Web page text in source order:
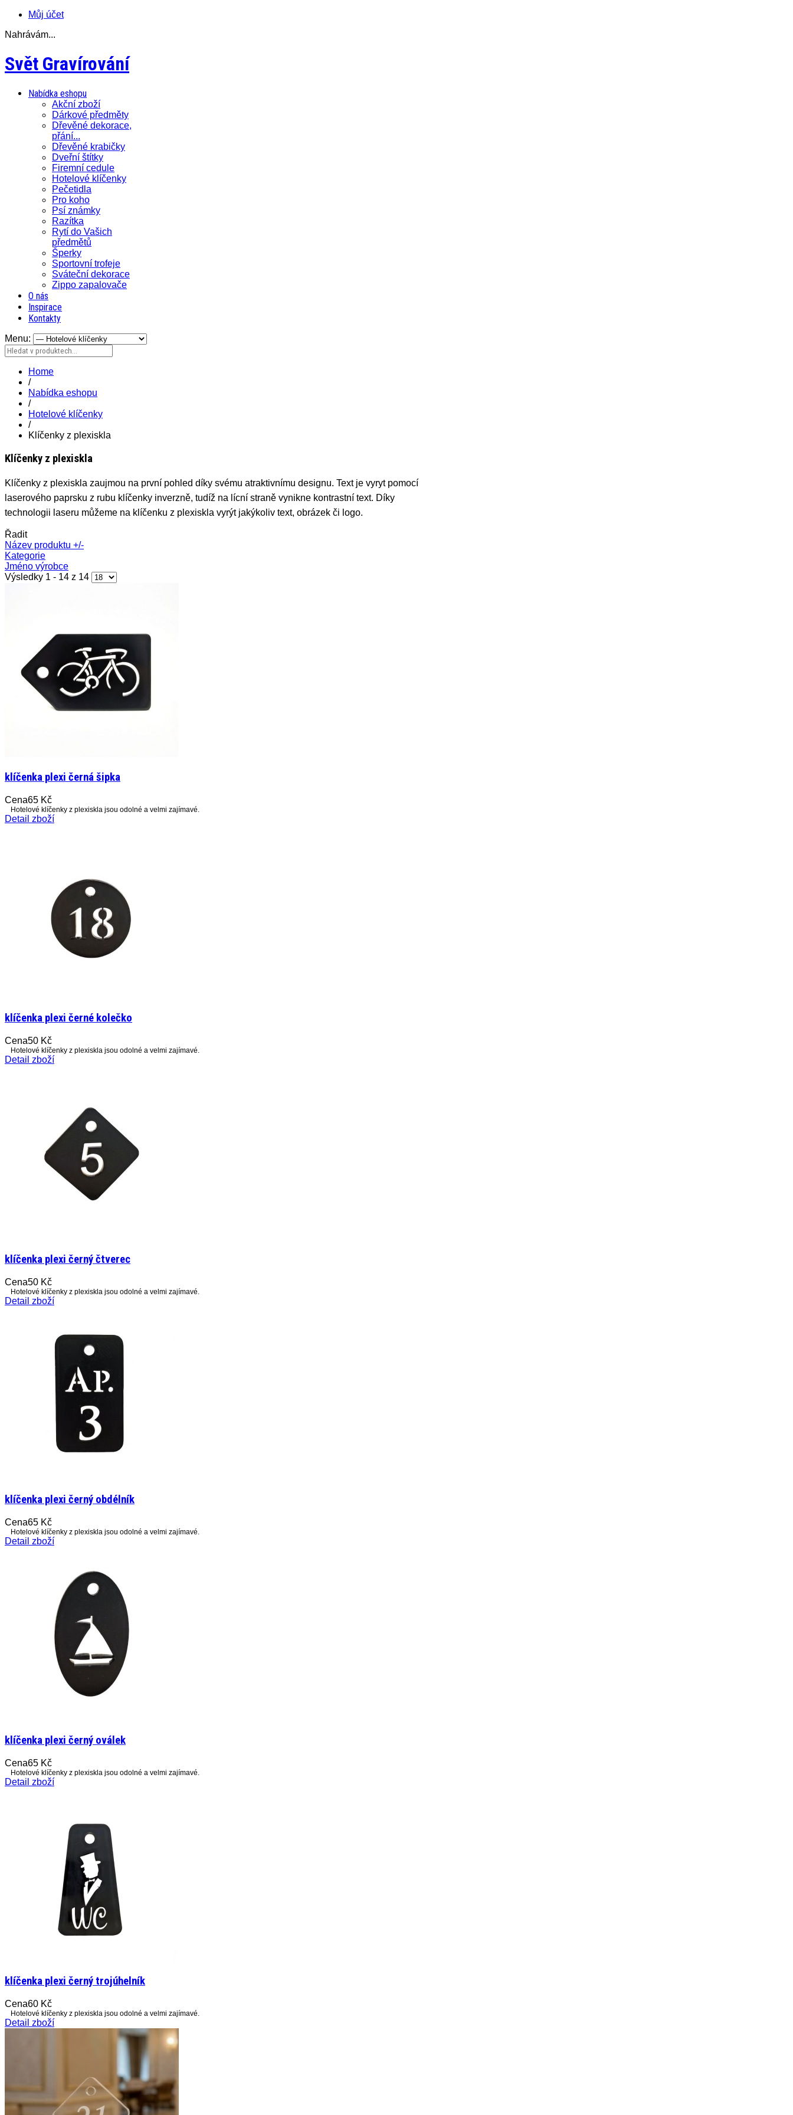
Můj účet
Nahrávám...
Svět Gravírování
Nabídka eshopu
Akční zboží
Dárkové předměty
Dřevěné dekorace,
přání...
Dřevěné krabičky
Dveřní štítky
Firemní cedule
Hotelové klíčenky
Pečetidla
Pro koho
Psí známky
Razítka
Rytí do Vašich
předmětů
Šperky
Sportovní trofeje
Sváteční dekorace
Zippo zapalovače
O nás
Inspirace
Kontakty
Menu:
Home
/
Nabídka eshopu
/
Hotelové klíčenky
/
Klíčenky z plexiskla
Klíčenky z plexiskla
Klíčenky z plexiskla zaujmou na první pohled díky svému atraktivnímu designu. Text je vyryt pomocí
laserového paprsku z rubu klíčenky inverzně, tudíž na lícní straně vynikne kontrastní text. Díky
technologii laseru můžeme na klíčenku z plexiskla vyrýt jakýkoliv text, obrázek či logo.
Řadit
Název produktu +/-
Kategorie
Jméno výrobce
Výsledky 1 - 14 z 14
klíčenka plexi černá šipka
Cena65 Kč
Hotelové klíčenky z plexiskla jsou odolné a velmi zajímavé.
Detail zboží
klíčenka plexi černé kolečko
Cena50 Kč
Hotelové klíčenky z plexiskla jsou odolné a velmi zajímavé.
Detail zboží
klíčenka plexi černý čtverec
Cena50 Kč
Hotelové klíčenky z plexiskla jsou odolné a velmi zajímavé.
Detail zboží
klíčenka plexi černý obdélník
Cena65 Kč
Hotelové klíčenky z plexiskla jsou odolné a velmi zajímavé.
Detail zboží
klíčenka plexi černý oválek
Cena65 Kč
Hotelové klíčenky z plexiskla jsou odolné a velmi zajímavé.
Detail zboží
klíčenka plexi černý trojúhelník
Cena60 Kč
Hotelové klíčenky z plexiskla jsou odolné a velmi zajímavé.
Detail zboží